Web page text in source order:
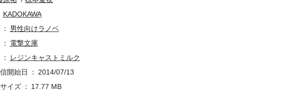
KADOKAWA
男性向けラノベ
電撃文庫
レジンキャストミルク
開始日
2014/07/13
イズ
17.77 MB